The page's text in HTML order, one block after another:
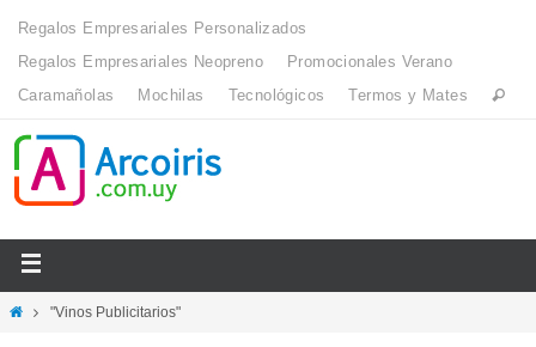
Regalos Empresariales Personalizados
Regalos Empresariales Neopreno
Promocionales Verano
Caramañolas
Mochilas Tecnológicos Termos y Mates
"Vinos Publicitarios"